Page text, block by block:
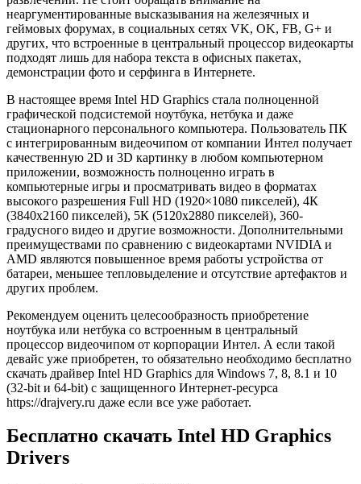
неаргументированные высказывания на железячных и
геймовых форумах, в социальных сетях VK, OK, FB, G+ и
других, что встроенные в центральный процессор видеокарты
подходят лишь для набора текста в офисных пакетах,
демонстрации фото и серфинга в Интернете.
В настоящее время Intel HD Graphics стала полноценной
графической подсистемой ноутбука, нетбука и даже
стационарного персонального компьютера. Пользователь ПК
с интегрированным видеочипом от компании Интел получает
качественную 2D и 3D картинку в любом компьютерном
приложении, возможность полноценно играть в
компьютерные игры и просматривать видео в форматах
высокого разрешения Full HD (1920×1080 пикселей), 4К
(3840х2160 пикселей), 5К (5120х2880 пикселей), 360-
градусного видео и другие возможности. Дополнительными
преимуществами по сравнению с видеокартами NVIDIA и
AMD являются повышенное время работы устройства от
батареи, меньшее тепловыделение и отсутствие артефактов и
других проблем.
Рекомендуем оценить целесообразность приобретение
ноутбука или нетбука со встроенным в центральный
процессор видеочипом от корпорации Интел. А если такой
девайс уже приобретен, то обязательно необходимо бесплатно
скачать драйвер Intel HD Graphics для Windows 7, 8, 8.1 и 10
(32-bit и 64-bit) с защищенного Интернет-ресурса
https://drajvery.ru даже если все уже работает.
Бесплатно скачать Intel HD Graphics
Drivers